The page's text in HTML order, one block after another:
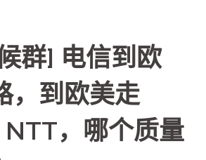
群] 电信到欧
，到欧美走
，哪个质量